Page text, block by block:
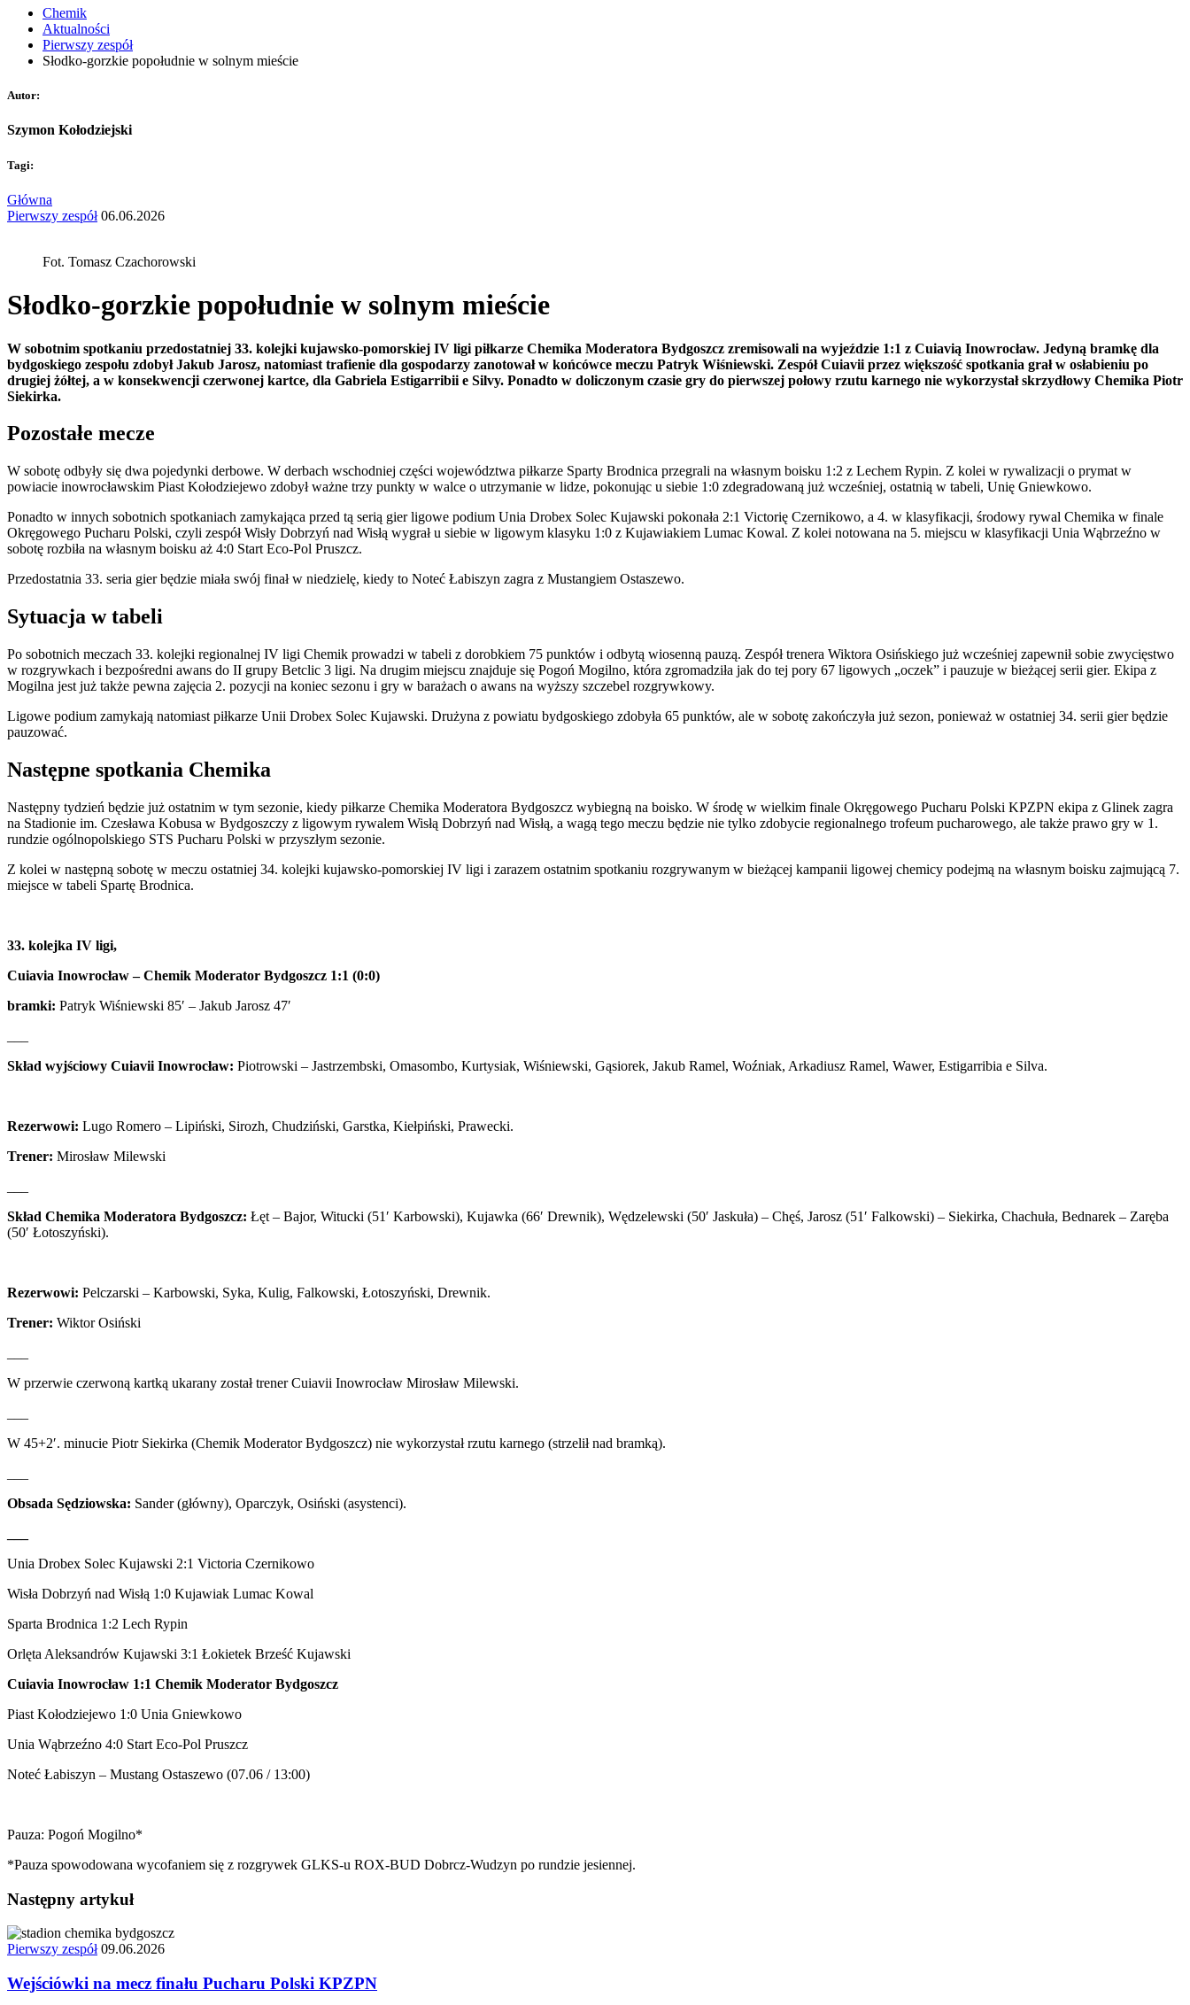
Chemik
Aktualności
Pierwszy zespół
Słodko-gorzkie popołudnie w solnym mieście
Autor:
Szymon Kołodziejski
Tagi:
Główna
Pierwszy zespół 06.06.2026
Fot. Tomasz Czachorowski
Słodko-gorzkie popołudnie w solnym mieście
W sobotnim spotkaniu przedostatniej 33. kolejki kujawsko-pomorskiej IV ligi piłkarze Chemika Moderatora Bydgoszcz zremisowali na wyjeździe 1:1 z Cuiavią Inowrocław. Jedyną bramkę dla
bydgoskiego zespołu zdobył Jakub Jarosz, natomiast trafienie dla gospodarzy zanotował w końcówce meczu Patryk Wiśniewski. Zespół Cuiavii przez większość spotkania grał w osłabieniu po
drugiej żółtej, a w konsekwencji czerwonej kartce, dla Gabriela Estigarribii e Silvy. Ponadto w doliczonym czasie gry do pierwszej połowy rzutu karnego nie wykorzystał skrzydłowy Chemika Piotr
Siekirka.
Pozostałe mecze
W sobotę odbyły się dwa pojedynki derbowe. W derbach wschodniej części województwa piłkarze Sparty Brodnica przegrali na własnym boisku 1:2 z Lechem Rypin. Z kolei w rywalizacji o prymat w
powiacie inowrocławskim Piast Kołodziejewo zdobył ważne trzy punkty w walce o utrzymanie w lidze, pokonując u siebie 1:0 zdegradowaną już wcześniej, ostatnią w tabeli, Unię Gniewkowo.
Ponadto w innych sobotnich spotkaniach zamykająca przed tą serią gier ligowe podium Unia Drobex Solec Kujawski pokonała 2:1 Victorię Czernikowo, a 4. w klasyfikacji, środowy rywal Chemika w finale
Okręgowego Pucharu Polski, czyli zespół Wisły Dobrzyń nad Wisłą wygrał u siebie w ligowym klasyku 1:0 z Kujawiakiem Lumac Kowal. Z kolei notowana na 5. miejscu w klasyfikacji Unia Wąbrzeźno w
sobotę rozbiła na własnym boisku aż 4:0 Start Eco-Pol Pruszcz.
Przedostatnia 33. seria gier będzie miała swój finał w niedzielę, kiedy to Noteć Łabiszyn zagra z Mustangiem Ostaszewo.
Sytuacja w tabeli
Po sobotnich meczach 33. kolejki regionalnej IV ligi Chemik prowadzi w tabeli z dorobkiem 75 punktów i odbytą wiosenną pauzą. Zespół trenera Wiktora Osińskiego już wcześniej zapewnił sobie zwycięstwo
w rozgrywkach i bezpośredni awans do II grupy Betclic 3 ligi. Na drugim miejscu znajduje się Pogoń Mogilno, która zgromadziła jak do tej pory 67 ligowych „oczek” i pauzuje w bieżącej serii gier. Ekipa z
Mogilna jest już także pewna zajęcia 2. pozycji na koniec sezonu i gry w barażach o awans na wyższy szczebel rozgrywkowy.
Ligowe podium zamykają natomiast piłkarze Unii Drobex Solec Kujawski. Drużyna z powiatu bydgoskiego zdobyła 65 punktów, ale w sobotę zakończyła już sezon, ponieważ w ostatniej 34. serii gier będzie
pauzować.
Następne spotkania Chemika
Następny tydzień będzie już ostatnim w tym sezonie, kiedy piłkarze Chemika Moderatora Bydgoszcz wybiegną na boisko. W środę w wielkim finale Okręgowego Pucharu Polski KPZPN ekipa z Glinek zagra
na Stadionie im. Czesława Kobusa w Bydgoszczy z ligowym rywalem Wisłą Dobrzyń nad Wisłą, a wagą tego meczu będzie nie tylko zdobycie regionalnego trofeum pucharowego, ale także prawo gry w 1.
rundzie ogólnopolskiego STS Pucharu Polski w przyszłym sezonie.
Z kolei w następną sobotę w meczu ostatniej 34. kolejki kujawsko-pomorskiej IV ligi i zarazem ostatnim spotkaniu rozgrywanym w bieżącej kampanii ligowej chemicy podejmą na własnym boisku zajmującą 7.
miejsce w tabeli Spartę Brodnica.
33. kolejka IV ligi,
Cuiavia Inowrocław – Chemik Moderator Bydgoszcz 1:1 (0:0)
bramki: Patryk Wiśniewski 85′ – Jakub Jarosz 47′
Skład wyjściowy Cuiavii Inowrocław: Piotrowski – Jastrzembski, Omasombo, Kurtysiak, Wiśniewski, Gąsiorek, Jakub Ramel, Woźniak, Arkadiusz Ramel, Wawer, Estigarribia e Silva.
Rezerwowi: Lugo Romero – Lipiński, Sirozh, Chudziński, Garstka, Kiełpiński, Prawecki.
Trener: Mirosław Milewski
Skład Chemika Moderatora Bydgoszcz: Łęt – Bajor, Witucki (51′ Karbowski), Kujawka (66′ Drewnik), Wędzelewski (50′ Jaskuła) – Chęś, Jarosz (51′ Falkowski) – Siekirka, Chachuła, Bednarek – Zaręba
(50′ Łotoszyński).
Rezerwowi: Pelczarski – Karbowski, Syka, Kulig, Falkowski, Łotoszyński, Drewnik.
Trener: Wiktor Osiński
W przerwie czerwoną kartką ukarany został trener Cuiavii Inowrocław Mirosław Milewski.
W 45+2′. minucie Piotr Siekirka (Chemik Moderator Bydgoszcz) nie wykorzystał rzutu karnego (strzelił nad bramką).
Obsada Sędziowska: Sander (główny), Oparczyk, Osiński (asystenci).
Unia Drobex Solec Kujawski 2:1 Victoria Czernikowo
Wisła Dobrzyń nad Wisłą 1:0 Kujawiak Lumac Kowal
Sparta Brodnica 1:2 Lech Rypin
Orlęta Aleksandrów Kujawski 3:1 Łokietek Brześć Kujawski
Cuiavia Inowrocław 1:1 Chemik Moderator Bydgoszcz
Piast Kołodziejewo 1:0 Unia Gniewkowo
Unia Wąbrzeźno 4:0 Start Eco-Pol Pruszcz
Noteć Łabiszyn – Mustang Ostaszewo (07.06 / 13:00)
Pauza: Pogoń Mogilno*
*Pauza spowodowana wycofaniem się z rozgrywek GLKS-u ROX-BUD Dobrcz-Wudzyn po rundzie jesiennej.
Następny artykuł
Pierwszy zespół 09.06.2026
Wejściówki na mecz finału Pucharu Polski KPZPN